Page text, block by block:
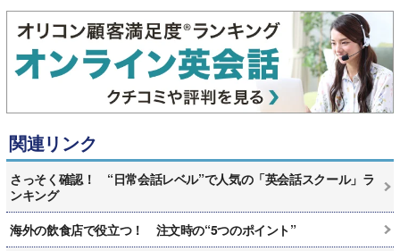
関連リンク
さっそく確認！ “日常会話レベル”で人気の「英会話スクール」ラ
ンキング
海外の飲食店で役立つ！ 注文時の“5つのポイント”